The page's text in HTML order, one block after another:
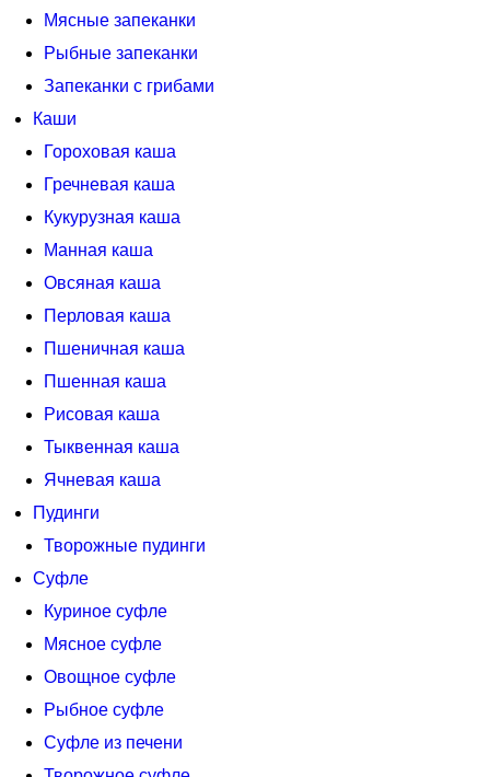
Мясные запеканки
Рыбные запеканки
Запеканки с грибами
Каши
Гороховая каша
Гречневая каша
Кукурузная каша
Манная каша
Овсяная каша
Перловая каша
Пшеничная каша
Пшенная каша
Рисовая каша
Тыквенная каша
Ячневая каша
Пудинги
Творожные пудинги
Суфле
Куриное суфле
Мясное суфле
Овощное суфле
Рыбное суфле
Суфле из печени